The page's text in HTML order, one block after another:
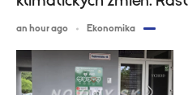
an hour ago Ekonomika